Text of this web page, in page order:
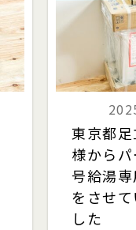
東京都
様から
号給湯
をさせ
した